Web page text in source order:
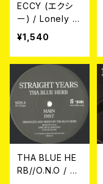
ECCY (エクシ
ー) / Lonely Pl
anet feat. ある
ぱちかぶと//Blo
od feat. 泉まく
ら 7EP
¥1,540
THA BLUE HE
RB//O.N.O / S